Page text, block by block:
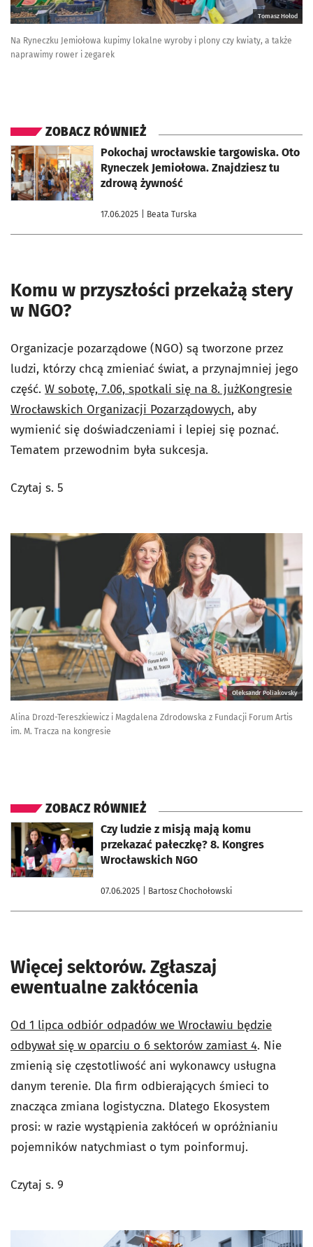
Tomasz Hołod
Na Ryneczku Jemiołowa kupimy lokalne wyroby i plony czy kwiaty, a także
naprawimy rower i zegarek
ZOBACZ RÓWNIEŻ
Pokochaj wrocławskie targowiska. Oto
Ryneczek Jemiołowa. Znajdziesz tu
zdrową żywność
17.06.2025 | Beata Turska
otworzy się w nowej karcie
Komu w przyszłości przekażą stery
w NGO?
Organizacje pozarządowe (NGO) są tworzone przez
ludzi, którzy chcą zmieniać świat, a przynajmniej jego
część. W sobotę, 7.06, spotkali się na 8. jużKongresie
Wrocławskich Organizacji Pozarządowych, aby
wymienić się doświadczeniami i lepiej się poznać.
Tematem przewodnim była sukcesja.
Czytaj s. 5
Oleksandr Poliakovsky
Alina Drozd-Tereszkiewicz i Magdalena Zdrodowska z Fundacji Forum Artis
im. M. Tracza na kongresie
ZOBACZ RÓWNIEŻ
Czy ludzie z misją mają komu
przekazać pałeczkę? 8. Kongres
Wrocławskich NGO
07.06.2025 | Bartosz Chochołowski
otworzy się w nowej karcie
Więcej sektorów. Zgłaszaj
ewentualne zakłócenia
Od 1 lipca odbiór odpadów we Wrocławiu będzie
odbywał się w oparciu o 6 sektorów zamiast 4. Nie
zmienią się częstotliwość ani wykonawcy usługna
danym terenie. Dla firm odbierających śmieci to
znacząca zmiana logistyczna. Dlatego Ekosystem
prosi: w razie wystąpienia zakłóceń w opróżnianiu
pojemników natychmiast o tym poinformuj.
Czytaj s. 9